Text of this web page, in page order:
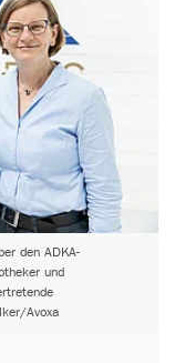
den ADKA-
und
Avoxa